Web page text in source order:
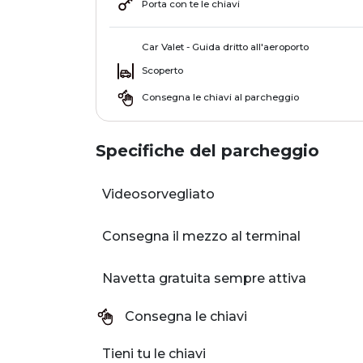
Porta con te le chiavi
Car Valet - Guida dritto all'aeroporto
Scoperto
Consegna le chiavi al parcheggio
Specifiche del parcheggio
Videosorvegliato
Consegna il mezzo al terminal
Navetta gratuita sempre attiva
Consegna le chiavi
Tieni tu le chiavi